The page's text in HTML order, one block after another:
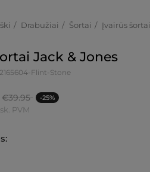
Drabužiai Šortai Įvairūs šortai
Jack & Jones
Flint-Stone
€39.95 -25%
PVM